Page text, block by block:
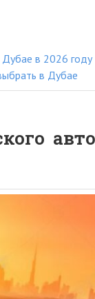
Дубае в 2026 году
в Дубае